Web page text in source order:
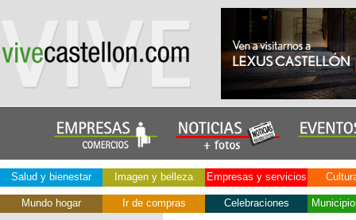
Salud y bienestar Imagen y belleza Empresas y servicios
Mundo hogar Ir de compras Celebraciones